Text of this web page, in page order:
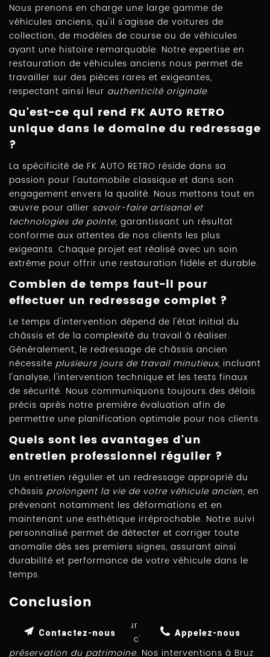
Nous prenons en charge une large gamme de
véhicules anciens, qu'il s'agisse de voitures de
collection, de modèles de course ou de véhicules
ayant une histoire remarquable. Notre expertise en
restauration de véhicules anciens nous permet de
travailler sur des pièces rares et exigeantes,
respectant ainsi leur authenticité originale.
Qu'est-ce qui rend FK AUTO RETRO
unique dans le domaine du redressage
?
La spécificité de FK AUTO RETRO réside dans sa
passion pour l'automobile classique et dans son
engagement envers la qualité. Nous mettons tout en
œuvre pour allier savoir-faire artisanal et
technologies de pointe, garantissant un résultat
conforme aux attentes de nos clients les plus
exigeants. Chaque projet est réalisé avec un soin
extrême pour offrir une restauration fidèle et durable.
Combien de temps faut-il pour
effectuer un redressage complet ?
Le temps d'intervention dépend de l'état initial du
châssis et de la complexité du travail à réaliser.
Généralement, le redressage de châssis ancien
nécessite plusieurs jours de travail minutieux, incluant
l'analyse, l'intervention technique et les tests finaux
de sécurité. Nous communiquons toujours des délais
précis après notre première évaluation afin de
permettre une planification optimale pour nos clients.
Quels sont les avantages d'un
entretien professionnel régulier ?
Un entretien régulier et un redressage approprié du
châssis prolongent la vie de votre véhicule ancien, en
prévenant notamment les déformations et en
maintenant une esthétique irréprochable. Notre suivi
personnalisé permet de détecter et corriger toute
anomalie dès ses premiers signes, assurant ainsi
durabilité et performance de votre véhicule dans le
temps.
Conclusion
Choisir FK AUTO RETRO pour le redressage de châssis
ancien à Vern-sur-Seiche, c'est garantirexcellence et
préservation du patrimoine. Nos interventions à Bruz
Appelez-nous
Contactez-nous